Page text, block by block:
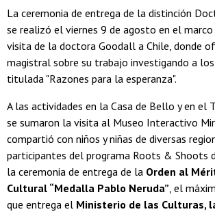
La ceremonia de entrega de la distinción
se realizó el viernes 9 de agosto en el
visita de la doctora Goodall a Chile, donde
magistral sobre su trabajo investigando a los
titulada "Razones para la esperanza".
A las actividades en la Casa de Bello y en el
se sumaron la visita al Museo Interactivo
compartió con niños y niñas de diversas
participantes del programa Roots & Shoots
la ceremonia de entrega de la Orden al
Cultural “Medalla Pablo Neruda” , el
que entrega el Ministerio de las Culturas,